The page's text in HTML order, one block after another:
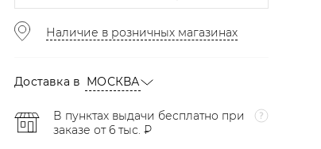
Наличие в розничных магазинах
Доставка в МОСКВА
В пунктах выдачи бесплатно при
заказе от 6 тыс. ₽